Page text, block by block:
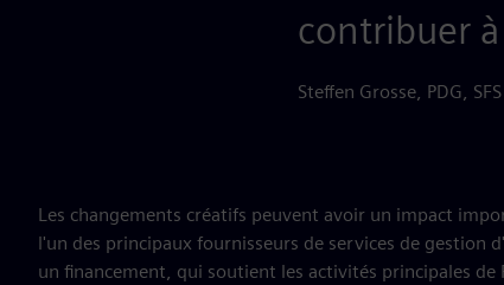
contribuer
Steffen Grosse, PDG,
Les changements créatifs peuvent avoir un impact
l'un des principaux fournisseurs de services de gestion
un financement, qui soutient les activités principales de